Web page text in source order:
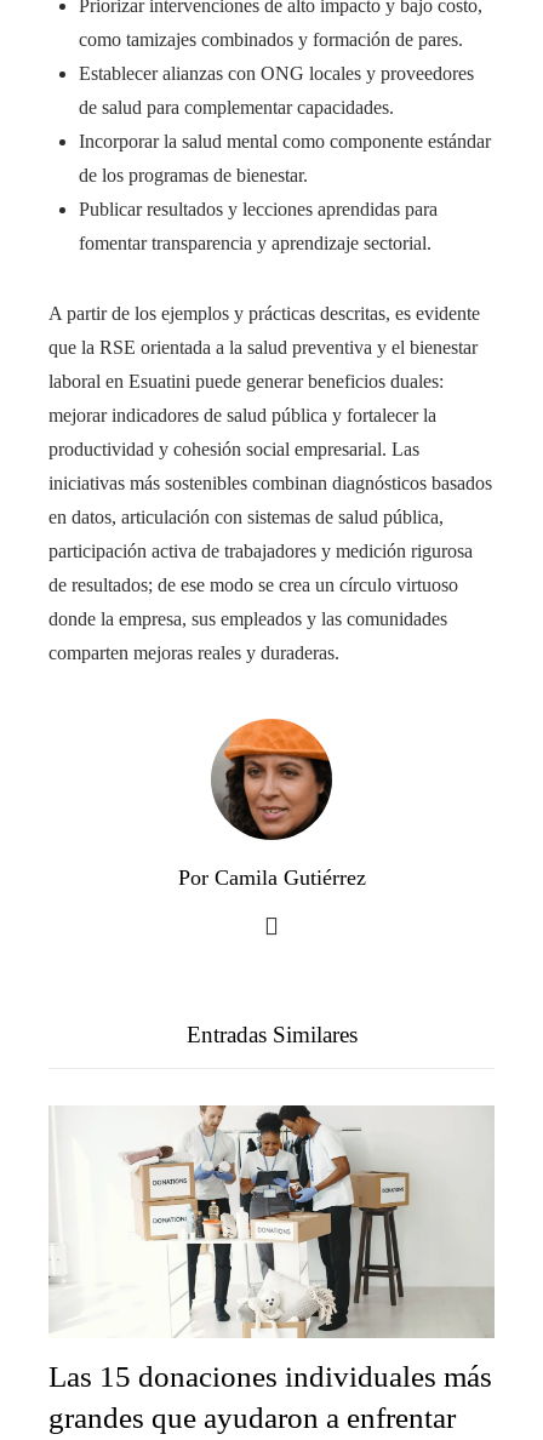
Priorizar intervenciones de alto impacto y bajo costo,
como tamizajes combinados y formación de pares.
Establecer alianzas con ONG locales y proveedores
de salud para complementar capacidades.
Incorporar la salud mental como componente estándar
de los programas de bienestar.
Publicar resultados y lecciones aprendidas para
fomentar transparencia y aprendizaje sectorial.
A partir de los ejemplos y prácticas descritas, es evidente
que la RSE orientada a la salud preventiva y el bienestar
laboral en Esuatini puede generar beneficios duales:
mejorar indicadores de salud pública y fortalecer la
productividad y cohesión social empresarial. Las
iniciativas más sostenibles combinan diagnósticos basados
en datos, articulación con sistemas de salud pública,
participación activa de trabajadores y medición rigurosa
de resultados; de ese modo se crea un círculo virtuoso
donde la empresa, sus empleados y las comunidades
comparten mejoras reales y duraderas.
Por Camila Gutiérrez
Entradas Similares
Las 15 donaciones individuales más
grandes que ayudaron a enfrentar